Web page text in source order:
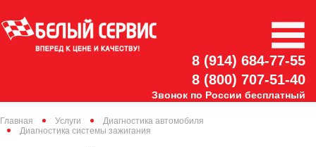
8 (914) 684-77-55
8 (800) 707-51-40
Звонок по России бесплатный
Главная Услуги
Диагностика автомобиля
Диагностика системы зажигания